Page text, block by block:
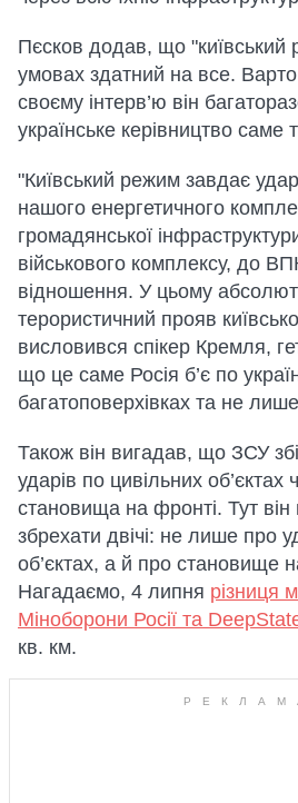
Пєсков додав, що "київський
умовах здатний на все.
своєму інтерв’ю він
українське керівництво саме
"Київський режим завдає
нашого енергетичного
громадянської
військового комплексу, до
відношення. У цьому
терористичний прояв
висловився спікер Кремля,
що це саме Росія б’є по
багатоповерхівках та не
Також він вигадав, що ЗСУ
ударів по цивільних об’єктах
становища на фронті. Тут
збрехати двічі: не лише про
об’єктах, а й про становище
Нагадаємо, 4 липня різниця
Міноборони Росії та
кв. км.